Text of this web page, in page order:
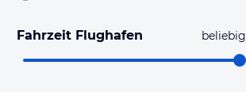
Fahrzeit Flughafen beliebig